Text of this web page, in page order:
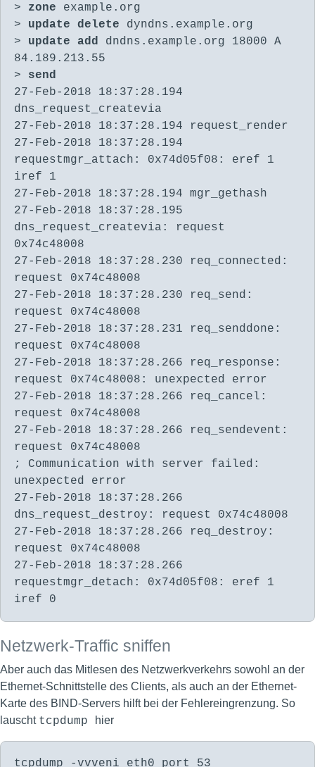
> zone example.org
> update delete dyndns.example.org
> update add dndns.example.org 18000 A
84.189.213.55
> send
27-Feb-2018 18:37:28.194
dns_request_createvia
27-Feb-2018 18:37:28.194 request_render
27-Feb-2018 18:37:28.194
requestmgr_attach: 0x74d05f08: eref 1
iref 1
27-Feb-2018 18:37:28.194 mgr_gethash
27-Feb-2018 18:37:28.195
dns_request_createvia: request
0x74c48008
27-Feb-2018 18:37:28.230 req_connected:
request 0x74c48008
27-Feb-2018 18:37:28.230 req_send:
request 0x74c48008
27-Feb-2018 18:37:28.231 req_senddone:
request 0x74c48008
27-Feb-2018 18:37:28.266 req_response:
request 0x74c48008: unexpected error
27-Feb-2018 18:37:28.266 req_cancel:
request 0x74c48008
27-Feb-2018 18:37:28.266 req_sendevent:
request 0x74c48008
; Communication with server failed:
unexpected error
27-Feb-2018 18:37:28.266
dns_request_destroy: request 0x74c48008
27-Feb-2018 18:37:28.266 req_destroy:
request 0x74c48008
27-Feb-2018 18:37:28.266
requestmgr_detach: 0x74d05f08: eref 1
iref 0
Netzwerk-Traffic sniffen
Aber auch das Mitlesen des Netzwerkverkehrs sowohl an der
Ethernet-Schnittstelle des Clients, als auch an der Ethernet-
Karte des BIND-Servers hilft bei der Fehlereingrenzung. So
lauscht tcpdump hier
tcpdump -vvveni eth0 port 53